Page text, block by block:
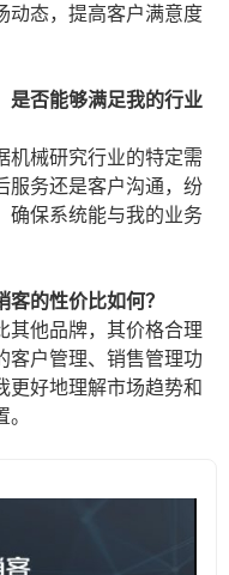
动态，提高客户满意度
是否能够满足我的行业
机械研究行业的特定需
服务还是客户沟通，纷
确保系统能与我的业务
的性价比如何？
其他品牌，其价格合理
客户管理、销售管理功
更好地理解市场趋势和